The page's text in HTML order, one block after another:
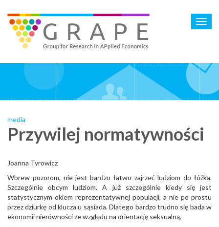
main
content
media
Przywilej normatywności
Joanna Tyrowicz
Wbrew pozorom, nie jest bardzo łatwo zajrzeć ludziom do łóżka.
Szczególnie obcym ludziom. A już szczególnie kiedy się jest
statystycznym okiem reprezentatywnej populacji, a nie po prostu
przez dziurkę od klucza u sąsiada. Dlatego bardzo trudno się bada w
ekonomii nierówności ze względu na orientację seksualną.